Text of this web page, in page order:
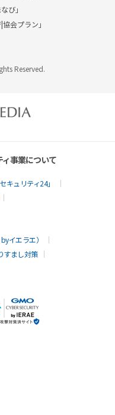
び」
会プラン」
Reserved.
ィ事業について
キュリティ24」
イエラエ）
すまし対策